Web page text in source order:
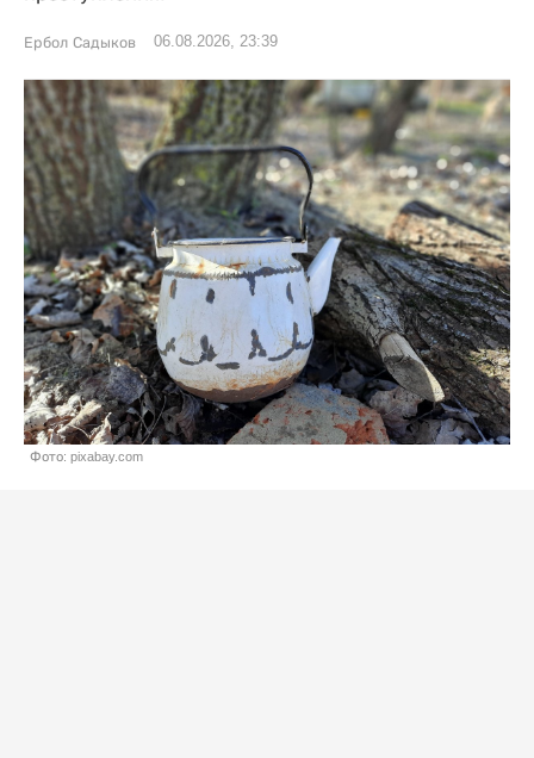
Ербол Садыков 06.08.2026, 23:39
Фото: pixabay.com